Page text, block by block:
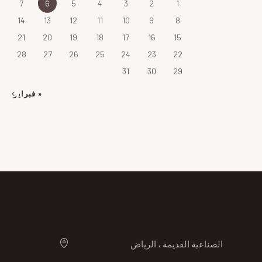
1
2
3
4
5
6
7
8
9
10
11
12
13
14
15
16
17
18
19
20
21
22
23
24
25
26
27
28
29
30
31
« فبراير
الصناعية القديمة ، الرياض